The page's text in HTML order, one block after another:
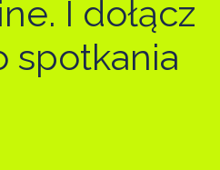
I dołącz
spotkania